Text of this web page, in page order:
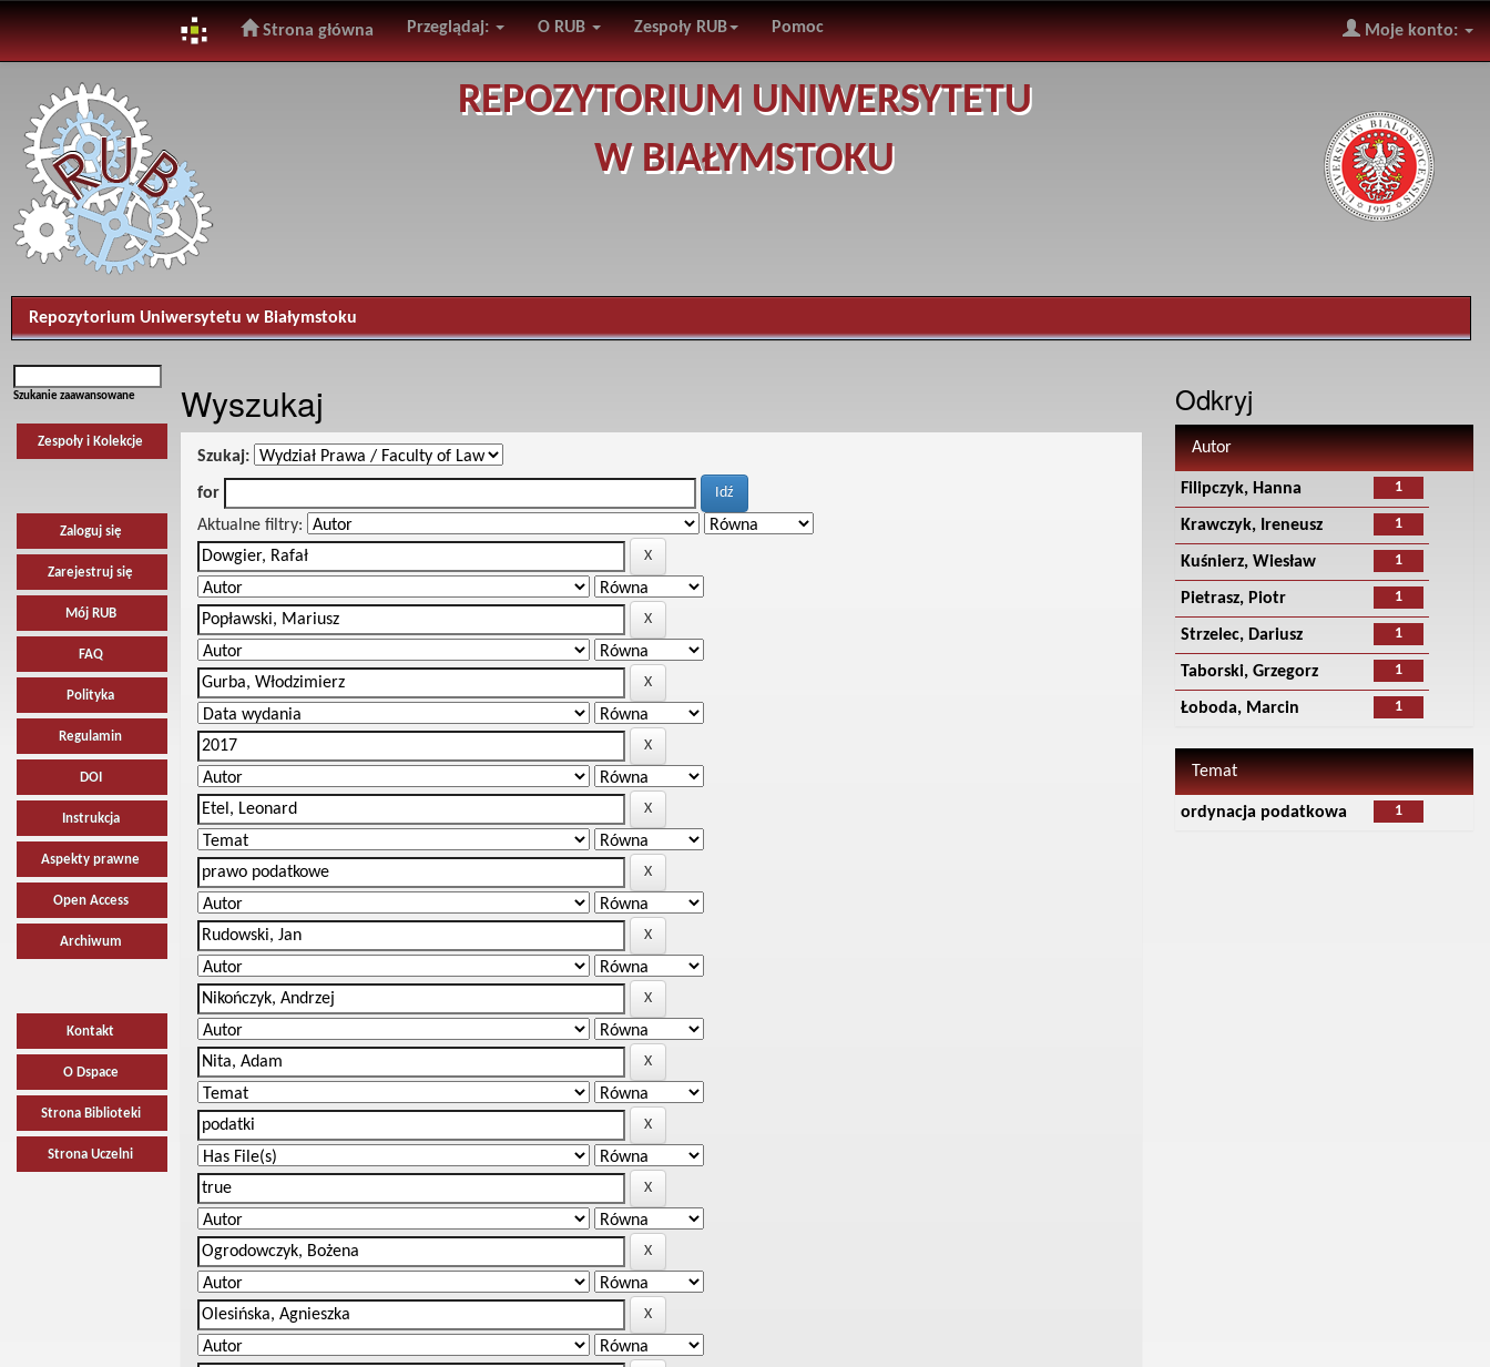
navigation
Strona główna Przeglądaj: O RUB Zespoły RUB Pomoc Moje konto:
REPOZYTORIUM UNIWERSYTETU
W BIAŁYMSTOKU
Repozytorium Uniwersytetu w Białymstoku
Szukanie zaawansowane
Zespoły i Kolekcje
Zaloguj się
Zarejestruj się
Mój RUB
FAQ
Polityka
Regulamin
DOI
Instrukcja
Aspekty prawne
Open Access
Archiwum
Kontakt
O Dspace
Strona Biblioteki
Strona Uczelni
Wyszukaj
Szukaj:
for
Aktualne filtry:
Odkryj
Autor
1
Filipczyk, Hanna
1
Krawczyk, Ireneusz
1
Kuśnierz, Wiesław
1
Pietrasz, Piotr
1
Strzelec, Dariusz
1
Taborski, Grzegorz
1
Łoboda, Marcin
Temat
1
ordynacja podatkowa